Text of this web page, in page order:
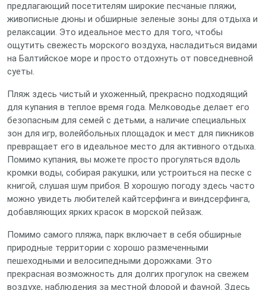
предлагающий посетителям широкие песчаные пляжи,
живописные дюны и обширные зеленые зоны для отдыха и
релаксации. Это идеальное место для того, чтобы
ощутить свежесть морского воздуха, насладиться видами
на Балтийское море и просто отдохнуть от повседневной
суеты.
Пляж здесь чистый и ухоженный, прекрасно подходящий
для купания в теплое время года. Мелководье делает его
безопасным для семей с детьми, а наличие специальных
зон для игр, волейбольных площадок и мест для пикников
превращает его в идеальное место для активного отдыха.
Помимо купания, вы можете просто прогуляться вдоль
кромки воды, собирая ракушки, или устроиться на песке с
книгой, слушая шум прибоя. В хорошую погоду здесь часто
можно увидеть любителей кайтсерфинга и виндсерфинга,
добавляющих ярких красок в морской пейзаж.
Помимо самого пляжа, парк включает в себя обширные
природные территории с хорошо размеченными
пешеходными и велосипедными дорожками. Это
прекрасная возможность для долгих прогулок на свежем
воздухе, наблюдения за местной флорой и фауной. Здесь